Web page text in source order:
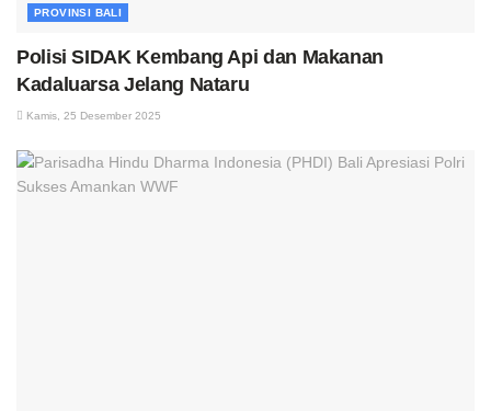
PROVINSI BALI
Polisi SIDAK Kembang Api dan Makanan
Kadaluarsa Jelang Nataru
Kamis, 25 Desember 2025